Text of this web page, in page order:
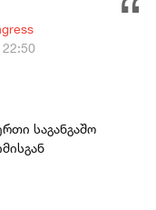
საგანგაშო
22:50